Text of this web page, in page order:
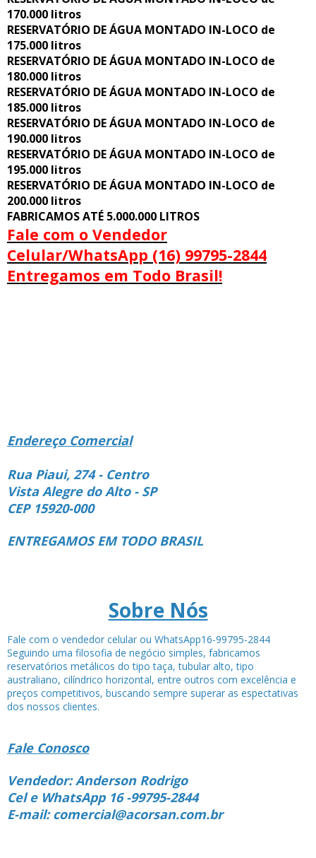
170.000 litros
RESERVATÓRIO DE ÁGUA MONTADO IN-LOCO de
175.000 litros
RESERVATÓRIO DE ÁGUA MONTADO IN-LOCO de
180.000 litros
RESERVATÓRIO DE ÁGUA MONTADO IN-LOCO de
185.000 litros
RESERVATÓRIO DE ÁGUA MONTADO IN-LOCO de
190.000 litros
RESERVATÓRIO DE ÁGUA MONTADO IN-LOCO de
195.000 litros
RESERVATÓRIO DE ÁGUA MONTADO IN-LOCO de
200.000 litros
FABRICAMOS ATÉ 5.000.000 LITROS
Fale com o Vendedor
Celular/WhatsApp (16) 99795-2844
Entregamos em Todo Brasil!
Endereço Comercial
Rua Piaui, 274 - Centro
Vista Alegre do Alto - SP
CEP 15920-000
ENTREGAMOS EM TODO BRASIL
Sobre Nós
Fale com o vendedor celular ou WhatsApp16-99795-2844
Seguindo uma filosofia de negócio simples, fabricamos
reservatórios metálicos do tipo taça, tubular alto, tipo
australiano, cilíndrico horizontal, entre outros com excelência e
preços competitivos, buscando sempre superar as espectativas
dos nossos clientes.
Fale Conosco
Vendedor: Anderson Rodrigo
Cel e WhatsApp 16 -99795-2844
E-mail: comercial@acorsan.com.br